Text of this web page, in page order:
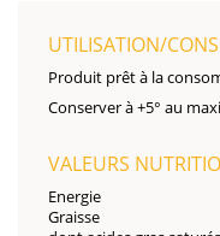
UTILISATION/
Produit prêt à la
Conserver à +5° au
VALEURS
Energie
Graisse